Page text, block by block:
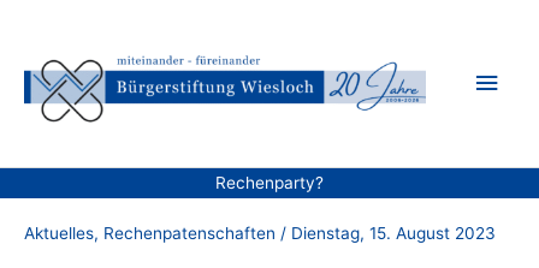
springen
Rechenparty?
Aktuelles, Rechenpatenschaften / Dienstag, 15. August 2023